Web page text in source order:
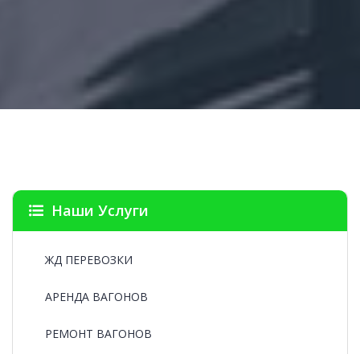
Наши Услуги
ЖД ПЕРЕВОЗКИ
АРЕНДА ВАГОНОВ
РЕМОНТ ВАГОНОВ